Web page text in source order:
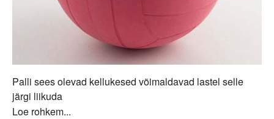
Palli sees olevad kellukesed võimaldavad lastel selle
järgi liikuda
Loe rohkem...